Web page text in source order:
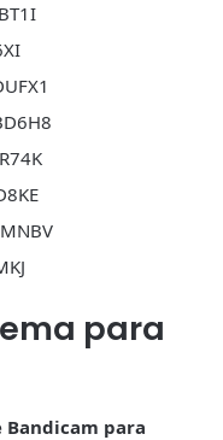
para
Bandicam para